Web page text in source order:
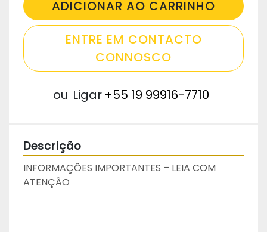
ADICIONAR AO CARRINHO
ENTRE EM CONTACTO
CONNOSCO
ou Ligar +55 19 99916-7710
Descrição
INFORMAÇÕES IMPORTANTES – LEIA COM
ATENÇÃO